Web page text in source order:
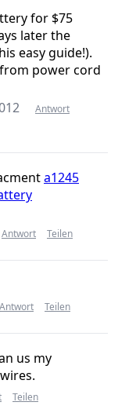
for $75
later the
easy guide!).
power cord
Antwort
a1245
Antwort Teilen
Antwort Teilen
us my
Teilen